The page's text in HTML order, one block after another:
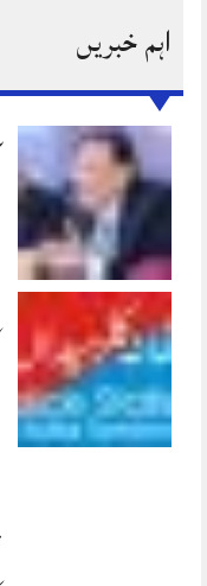
اہم خبریں